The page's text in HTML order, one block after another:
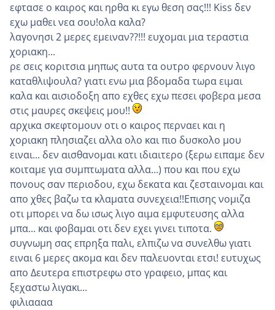
εφτασε ο καιρος και ηρθα κι εγω θεση σας!!! Kiss δεν
εχω μαθει νεα σου!ολα καλα?
λαγονησι 2 μερες εμειναν??!!! ευχομαι μια τεραστια
χοριακη...
ρε σεις κοριτσια μηπως αυτα τα ουτρο φερνουν λιγο
καταθλιψουλα? γιατι ενω μια βδομαδα τωρα ειμαι
καλα και αισιοδοξη απο εχθες εχω πεσει φοβερα μεσα
στις μαυρες σκεψεις μου!!
αρχικα σκεφτομουν οτι ο καιρος περναει και η
χοριακη πλησιαζει αλλα ολο και πιο δυσκολο μου
ειναι... δεν αισθανομαι κατι ιδιαιτερο (ξερω ειπαμε δεν
κοιταμε για συμπτωματα αλλα...) που και που εχω
πονους σαν περιοδου, εχω δεκατα και ζεσταινομαι και
απο χθες βαζω τα κλαματα συνεχεια!!Επισης νομιζα
οτι μπορει να δω ισως λιγο αιμα εμφυτευσης αλλα
μπα... και φοβαμαι οτι δεν εχει γινει τιποτα.
συγνωμη σας επρηξα παλι, ελπιζω να συνελθω γιατι
ειναι 6 μερες ακομα και δεν παλευονται ετσι! ευτυχως
απο Δευτερα επιστρεφω στο γραφειο, μπας και
ξεχαστω λιγακι...
φιλιαααα